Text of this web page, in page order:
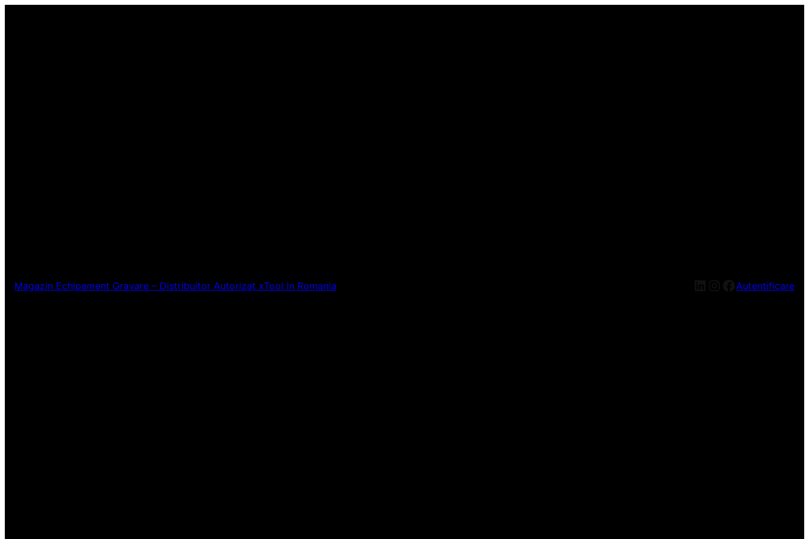
Magazin Echipament Gravare – Distribuitor Autorizat xTool in Romania LinkedIn
Instagram
Facebook
Autentificare